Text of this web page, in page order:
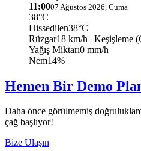
11:0007 Ağustos 2026, Cuma
38°C
Hissedilen38°C
Rüzgar18 km/h | Keşişleme
Yağış Miktarı0 mm/h
Nem14%
Hemen Bir Demo
Daha önce görülmemiş
çağ başlıyor!
Bize Ulaşın